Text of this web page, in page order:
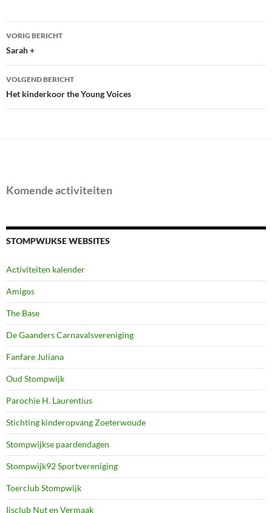
Bericht
navigatie
VORIG BERICHT
Sarah +
VOLGEND BERICHT
Het kinderkoor the Young Voices
Komende activiteiten
STOMPWIJKSE WEBSITES
Activiteiten kalender
Amigos
The Base
De Gaanders Carnavalsvereniging
Fanfare Juliana
Oud Stompwijk
Parochie H. Laurentius
Stichting kinderopvang Zoeterwoude
Stompwijkse paardendagen
Stompwijk92 Sportvereniging
Toerclub Stompwijk
Ijsclub Nut en Vermaak